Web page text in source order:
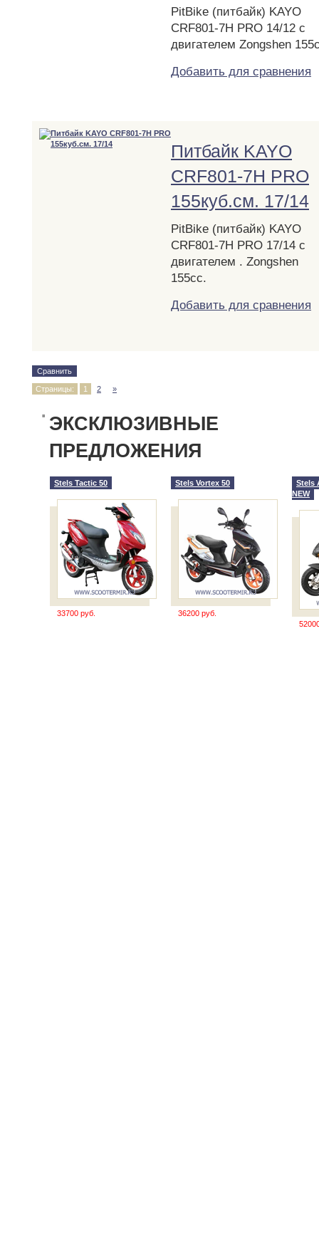
PitBike (питбайк) KAYO
CRF801-7H PRO 14/12 c
двигателем Zongshen
Добавить для сравнения
Питбайк KAYO
CRF801-7H PRO
155куб.см. 17/14
PitBike (питбайк) KAYO
CRF801-7H PRO 17/14 c
двигателем . Zongshen
155cc.
Добавить для сравнения
Сравнить
Страницы: 1 2 »
ЭКСКЛЮЗИВНЫЕ
ПРЕДЛОЖЕНИЯ
Stels Tactic 50
33700 руб.
Stels Vortex 50
36200 руб.
Stels
NEW